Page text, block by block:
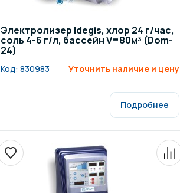
Электролизер Idegis, хлор 24 г/час,
соль 4-6 г/л, бассейн V=80м³ (Dom-
24)
Код: 830983 Уточнить наличие и цену
Подробнее